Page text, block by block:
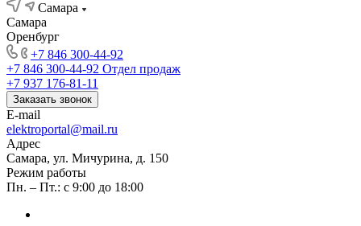
Самара
Самара
Оренбург
+7 846 300-44-92
+7 846 300-44-92 Отдел продаж
+7 937 176-81-11
Заказать звонок
E-mail
elektroportal@mail.ru
Адрес
Самара, ул. Мичурина, д. 150
Режим работы
Пн. – Пт.: с 9:00 до 18:00